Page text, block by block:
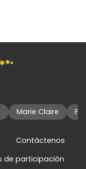
Marie Claire
Contáctenos
de participación